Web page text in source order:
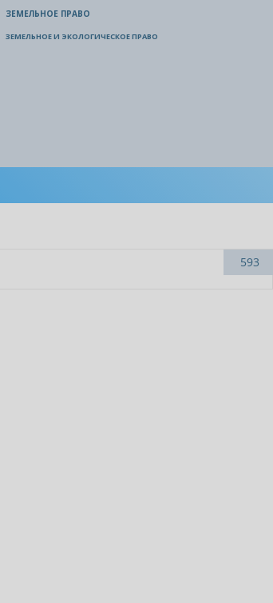
ЗЕМЕЛЬНОЕ ПРАВО
ЗЕМЕЛЬНОЕ И ЭКОЛОГИЧЕСКОЕ ПРАВО
593